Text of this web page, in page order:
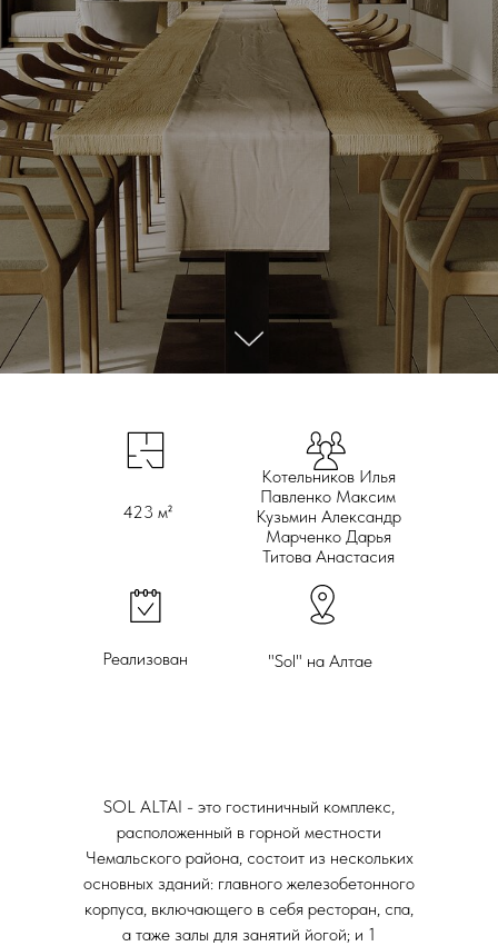
"Sol" на Алтае
423 м²
Реализован
Котельников Илья
Павленко Максим
Кузьмин Александр
Марченко Дарья
Титова Анастасия
SOL ALTAI - это гостиничный комплекс,
расположенный в горной местности
Чемальского района, состоит из нескольких
основных зданий: главного железобетонного
корпуса, включающего в себя ресторан, спа,
а таже залы для занятий йогой; и 1